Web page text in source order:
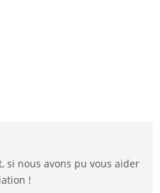
si nous avons pu vous aider
!